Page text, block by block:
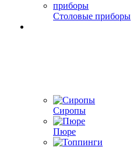
Столовые приборы
Сиропы
Пюре